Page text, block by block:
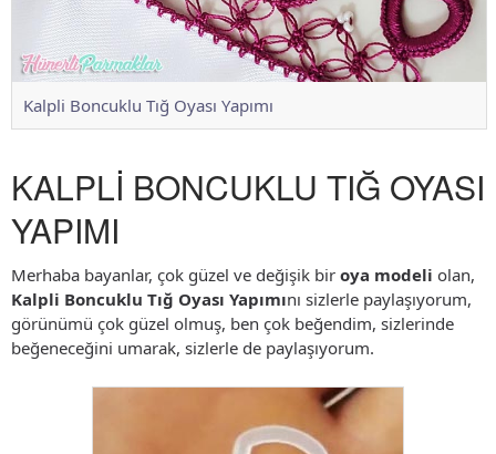
Kalpli Boncuklu Tığ Oyası Yapımı
KALPLİ BONCUKLU TIĞ OYASI
YAPIMI
Merhaba bayanlar, çok güzel ve değişik bir oya modeli olan,
Kalpli Boncuklu Tığ Oyası Yapımını sizlerle paylaşıyorum,
görünümü çok güzel olmuş, ben çok beğendim, sizlerinde
beğeneceğini umarak, sizlerle de paylaşıyorum.